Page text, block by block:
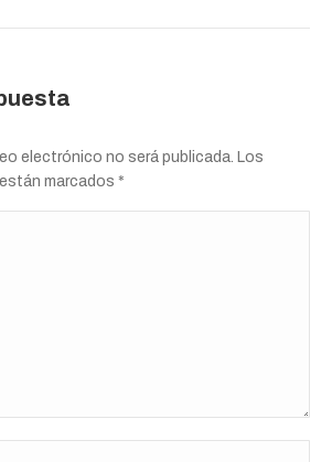
electrónico no será publicada. Los
marcados *